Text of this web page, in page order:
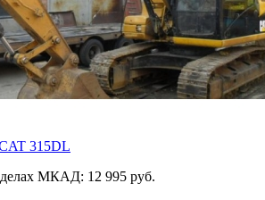
315DL
МКАД: 12 995 руб.